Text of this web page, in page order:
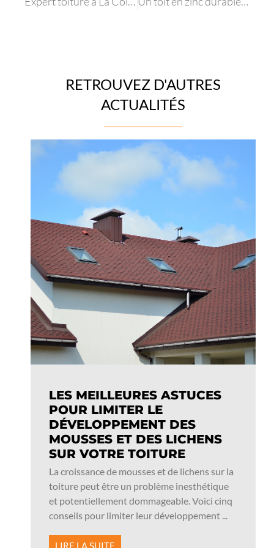
RETROUVEZ D'AUTRES
ACTUALITÉS
LES MEILLEURES ASTUCES
POUR LIMITER LE
DÉVELOPPEMENT DES
MOUSSES ET DES LICHENS
SUR VOTRE TOITURE
La croissance de mousses et de lichens sur la
toiture peut être un problème inesthétique
et potentiellement dommageable. Voici cinq
conseils pour limiter leur développement ...
LIRE LA SUITE